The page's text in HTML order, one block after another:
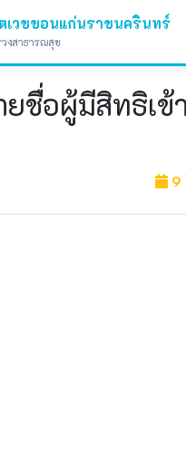
เวชขอนแก่นราชนครินทร์
งสาธารณสุข
ชื่อผู้มีสิทธิเข้
9